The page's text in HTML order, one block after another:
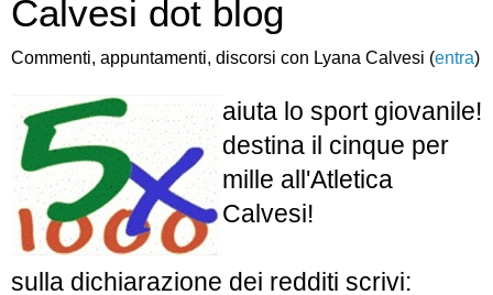
Calvesi dot blog
Commenti, appuntamenti, discorsi con Lyana Calvesi (entra)
aiuta lo sport giovanile!
destina il cinque per
mille all'Atletica
Calvesi!
sulla dichiarazione dei redditi scrivi: